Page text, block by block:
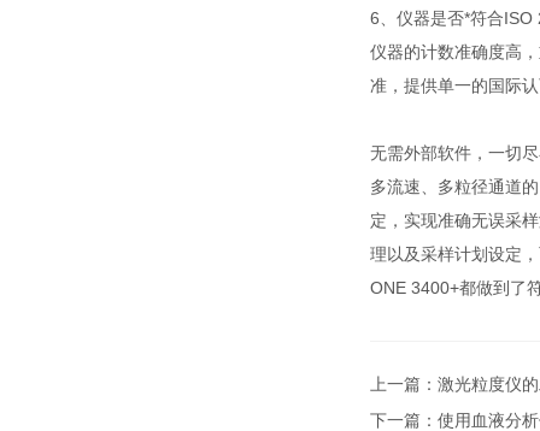
6、仪器是否*符合ISO
仪器的计数准确度高
准，提供单一的国际
无需外部软件，一切
多流速、多粒径通道
定，实现准确无误采
理以及采样计划设定
ONE 3400+都做到了
上一篇： 激光粒度仪
下一篇： 使用血液分